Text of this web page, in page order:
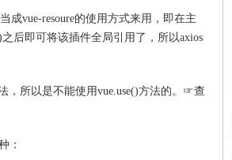
成vue-resoure的使用方式来用，即在主
之后即可将该插件全局引用了，所以axios
，所以是不能使用vue.use()方法的。☞查
：